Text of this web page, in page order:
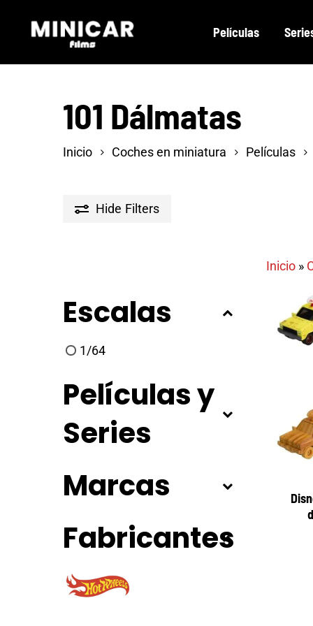
Películas
101 Dálmatas
Inicio Coches en miniatura Películas
Hide Filters
Escalas
1/64
Películas y
Series
Marcas
Fabricantes
Inicio »